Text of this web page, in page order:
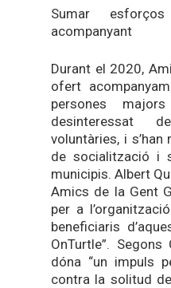
Sumar
acompanyant
Durant el 2020,
ofert
persones
desinteressat
voluntàries, i
de socialització i
municipis. Albert
Amics de la Gent
per a
beneficiaris
OnTurtle”.
dóna “un impuls
contra la solitud